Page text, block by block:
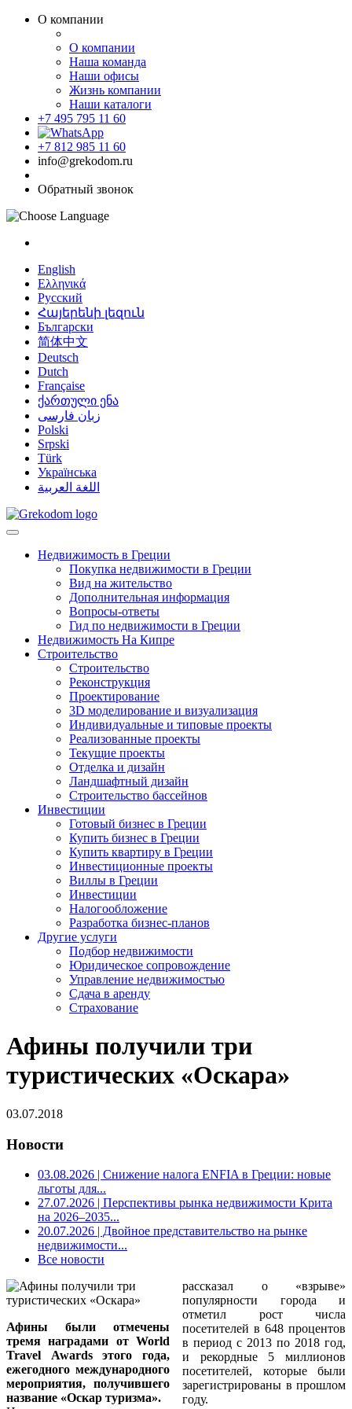
О компании
О компании
Наша команда
Наши офисы
Жизнь компании
Наши каталоги
+7 495 795 11 60
+7 812 985 11 60
info@grekodom.ru
Обратный звонок
English
Ελληνικά
Русский
Հայերենի լեզուն
Български
简体中文
Deutsch
Dutch
Française
ქართული ენა
زبان فارسی
Polski
Srpski
Türk
Українська
اللغة العربية
Недвижимость в Греции
Покупка недвижимости в Греции
Вид на жительство
Дополнительная информация
Вопросы-ответы
Гид по недвижимости в Греции
Недвижимость На Кипре
Строительство
Строительство
Реконструкция
Проектирование
3D моделирование и визуализация
Индивидуальные и типовые проекты
Реализованные проекты
Текущие проекты
Отделка и дизайн
Ландшафтный дизайн
Строительство бассейнов
Инвестиции
Готовый бизнес в Греции
Купить бизнес в Греции
Купить квартиру в Греции
Инвестиционные проекты
Виллы в Греции
Инвестиции
Налогообложение
Разработка бизнес-планов
Другие услуги
Подбор недвижимости
Юридическое сопровождение
Управление недвижимостью
Сдача в аренду
Страхование
Афины получили три
туристических «Оскара»
03.07.2018
Новости
03.08.2026 | Снижение налога ENFIA в Греции: новые
льготы для...
27.07.2026 | Перспективы рынка недвижимости Крита
на 2026–2035...
20.07.2026 | Двойное представительство на рынке
недвижимости...
Все новости
Афины были отмечены
тремя наградами от World
Travel Awards этого года,
ежегодного международного
мероприятия, получившего
название «Оскар туризма».
рассказал о «взрыве»
популярности города и
отметил рост числа
посетителей в 648 процентов
в период с 2013 по 2018 год,
и рекордные 5 миллионов
посетителей, которые были
зарегистрированы в прошлом
году.